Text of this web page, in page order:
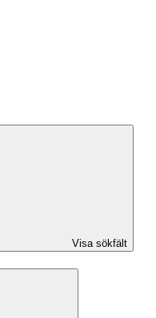
Visa sökfält